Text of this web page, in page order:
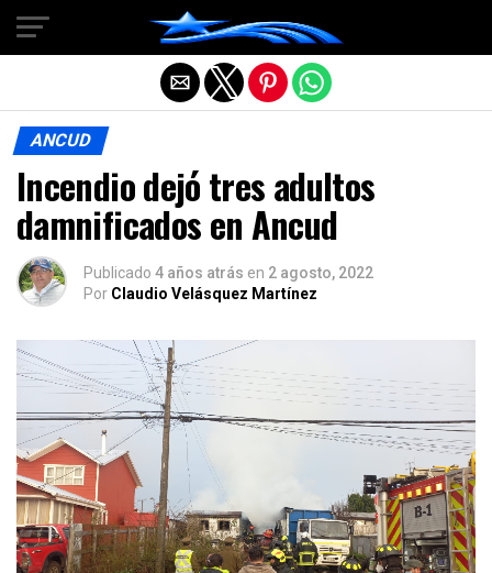
ANCUD
Incendio dejó tres adultos
damnificados en Ancud
Publicado 4 años atrás en 2 agosto, 2022
Por Claudio Velásquez Martínez
Salir de la versión móvil